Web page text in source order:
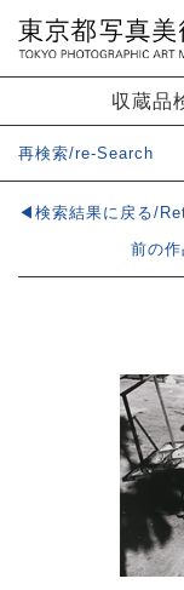
収蔵品
再検索/re-Search
◀検索結果に戻る/
前の